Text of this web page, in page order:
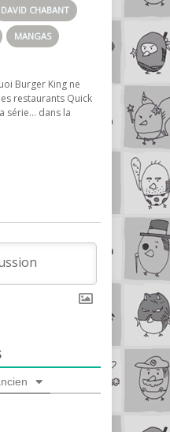
DAVID CHABANT
MANGAS
Burger King ne
restaurants Quick
série… dans la